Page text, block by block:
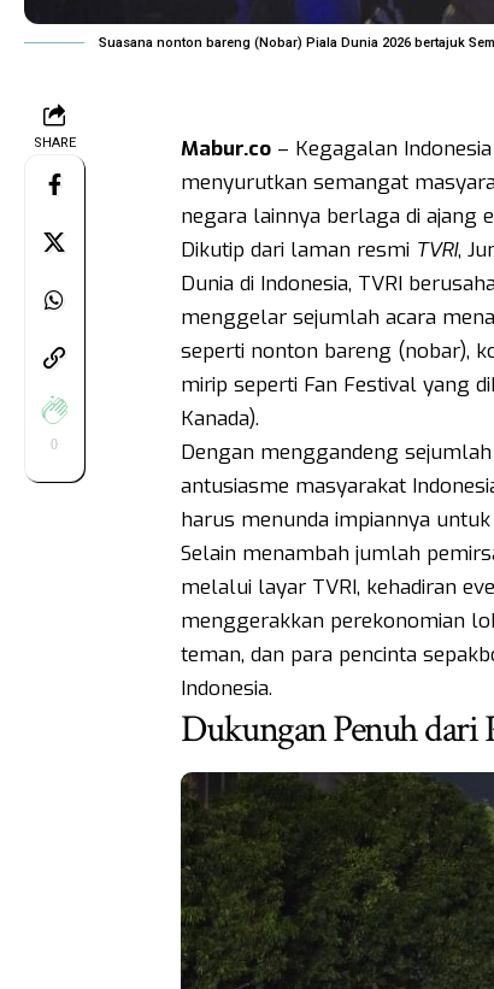
Suasana nonton bareng (Nobar) Piala Dunia 2026 bertajuk
SHARE
0
Mabur.co– Kegagalan
menyurutkan semangat
negara lainnya berlaga di ajang
Dikutip dari laman resmi TVRI,
Dunia di Indonesia, TVRI
menggelar sejumlah acara
seperti nonton bareng (nobar),
mirip seperti Fan Festival yang
Kanada).
Dengan menggandeng
antusiasme masyarakat
harus menunda impiannya
Selain menambah jumlah
melalui layar TVRI, kehadiran
menggerakkan perekonomian
teman, dan para pencinta
Indonesia.
Dukungan Penuh dari